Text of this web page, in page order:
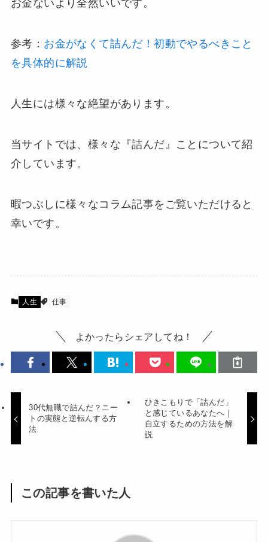
お金ないより全然いいです。
参考： お金がなくて詰んだ！初動でやるべきこと
を具体的に解説
人生には様々な絶望があります。
当サイトでは、様々な『詰んだ』ことについて紹
介しています。
暇つぶしに様々なコラム記事をご覧いただけると
幸いです。
人生 仕事
よかったらシェアしてね！
30代無職で詰んだ？ニー
トの実態と逆転んする方
法
ひきこもりで「詰んだ」
と感じているあなたへ｜
自立するための方法を解
説
この記事を書いた人